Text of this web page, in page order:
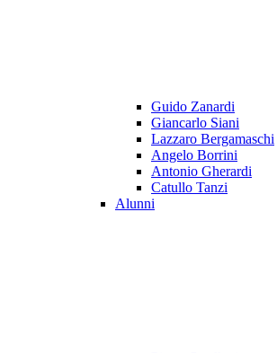
Guido Zanardi
Giancarlo Siani
Lazzaro Bergamaschi
Angelo Borrini
Antonio Gherardi
Catullo Tanzi
Alunni